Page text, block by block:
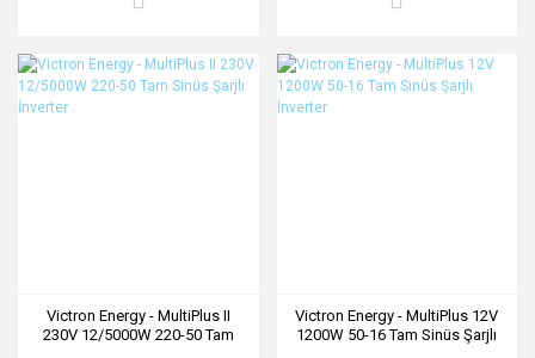
Victron Energy - MultiPlus II
230V 12/5000W 220-50 Tam
Victron Energy - MultiPlus 12V
1200W 50-16 Tam Sinüs Şarjlı